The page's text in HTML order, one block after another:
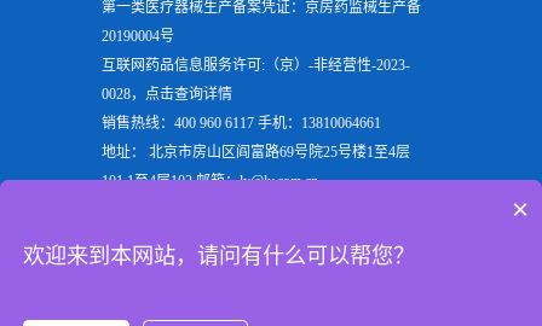
第一类医疗器械生产备案凭证：京房药监械生产备
20190004号
互联网药品信息服务许可:（京）-非经营性-2023-
0028，点击查询详情
销售热线：400 960 6117 手机：13810064661
地址： 北京市房山区阎富路69号院25号楼1至4层
101,1至4层102 邮箱：ly@ly.com.cn
仪
等实验室用检验分析产品，是电泳槽装置行业的重
×
欢迎来到本网站，请问有什么可以帮您？